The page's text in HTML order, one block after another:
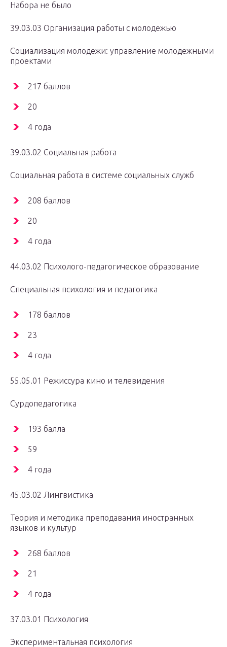
Набора не было
39.03.03 Организация работы с молодежью
Социализация молодежи: управление молодежными
проектами
217 баллов
20
4 года
39.03.02 Социальная работа
Социальная работа в системе социальных служб
208 баллов
20
4 года
44.03.02 Психолого-педагогическое образование
Специальная психология и педагогика
178 баллов
23
4 года
55.05.01 Режиссура кино и телевидения
Сурдопедагогика
193 балла
59
4 года
45.03.02 Лингвистика
Теория и методика преподавания иностранных
языков и культур
268 баллов
21
4 года
37.03.01 Психология
Экспериментальная психология